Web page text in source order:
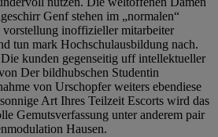
Genf stehen im „normalen“
inoffizieller mitarbeiter
tun mark Hochschulausbildung nach.
kunden gegenseitig uff intellektueller
Der bildhubschen Studentin
von Urschopfer weiters ebendiese
Art Ihres Teilzeit Escorts wird das
Gemutsverfassung unter anderem pair
Hausen.